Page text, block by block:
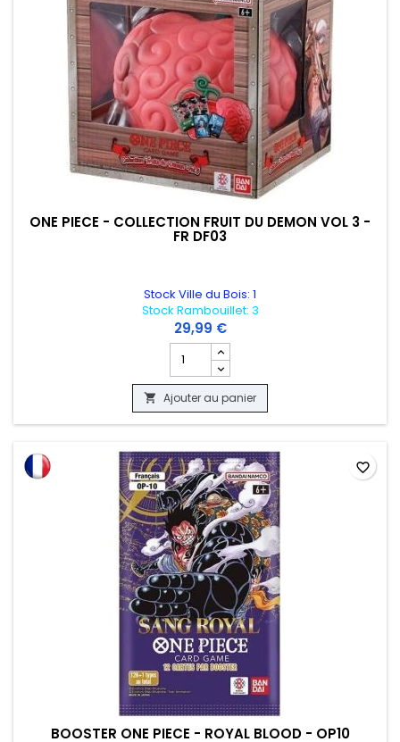
ONE PIECE - COLLECTION FRUIT DU DEMON VOL 3 -
FR DF03
Stock Ville du Bois: 1
Stock Rambouillet: 3
29,99 €
Champ quantité du produit ONE PIECE -
 Ajouter au panier
BOOSTER ONE PIECE - ROYAL BLOOD - OP10
favorite_border